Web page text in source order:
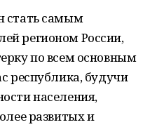
стать самым
регионом России,
по всем основным
республика, будучи
населения,
развитых и